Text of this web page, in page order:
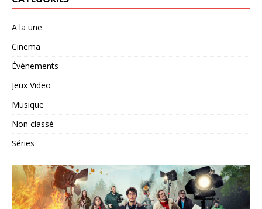
A la une
Cinema
Événements
Jeux Video
Musique
Non classé
Séries